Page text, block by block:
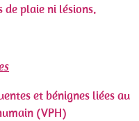
de plaie ni lésions.
et bénignes liées au
(VPH)